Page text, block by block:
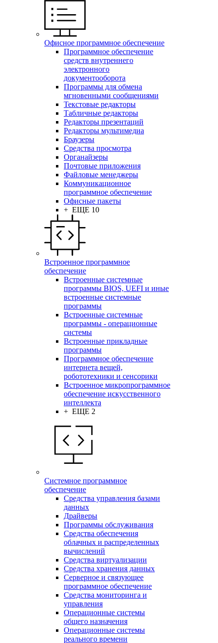
Офисное программное обеспечение
Программное обеспечение
средств внутреннего
электронного
документооборота
Программы для обмена
мгновенными сообщениями
Текстовые редакторы
Табличные редакторы
Редакторы презентаций
Редакторы мультимедиа
Браузеры
Средства просмотра
Органайзеры
Почтовые приложения
Файловые менеджеры
Коммуникационное
программное обеспечение
Офисные пакеты
+ ЕЩЕ 10
Встроенное программное
обеспечение
Встроенные системные
программы BIOS, UEFI и иные
встроенные системные
программы
Встроенные системные
программы - операционные
системы
Встроенные прикладные
программы
Программное обеспечение
интернета вещей,
робототехники и сенсорики
Встроенное микропрограммное
обеспечение искусственного
интеллекта
+ ЕЩЕ 2
Системное программное
обеспечение
Средства управления базами
данных
Драйверы
Программы обслуживания
Средства обеспечения
облачных и распределенных
вычислений
Средства виртуализации
Средства хранения данных
Серверное и связующее
программное обеспечение
Средства мониторинга и
управления
Операционные системы
общего назначения
Операционные системы
реального времени